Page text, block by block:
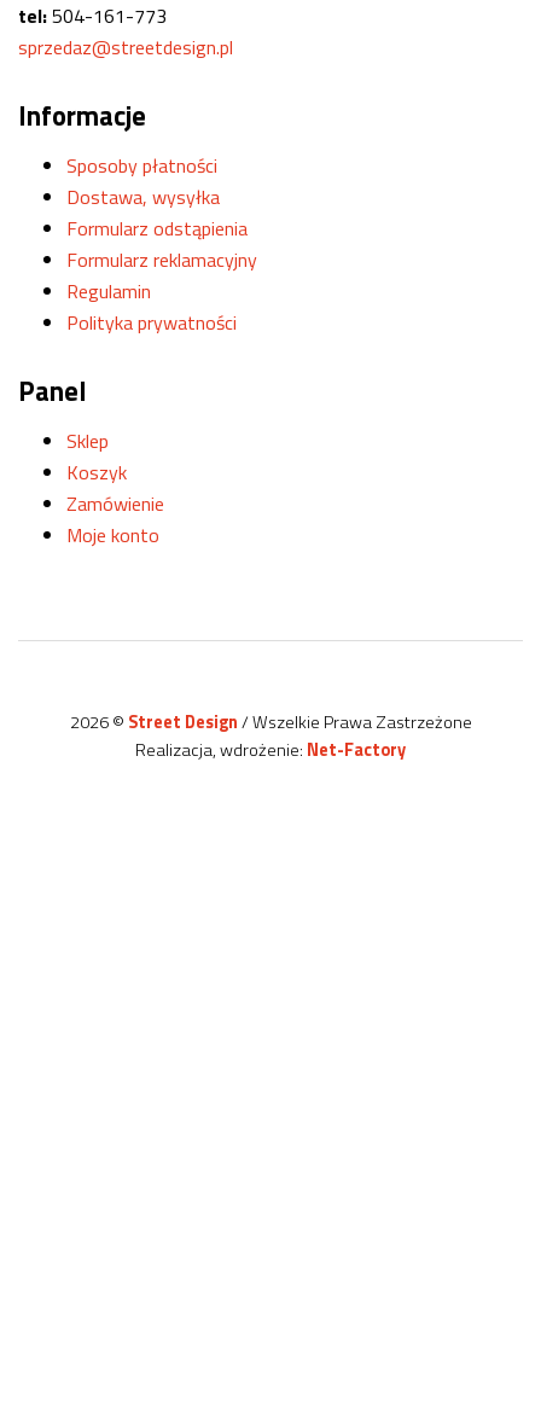
tel:504-161-773
sprzedaz@streetdesign.pl
Informacje
Sposoby płatności
Dostawa, wysyłka
Formularz odstąpienia
Formularz reklamacyjny
Regulamin
Polityka prywatności
Panel
Sklep
Koszyk
Zamówienie
Moje konto
2026 © Street Design/ Wszelkie Prawa Zastrzeżone
Realizacja, wdrożenie: Net-Factory